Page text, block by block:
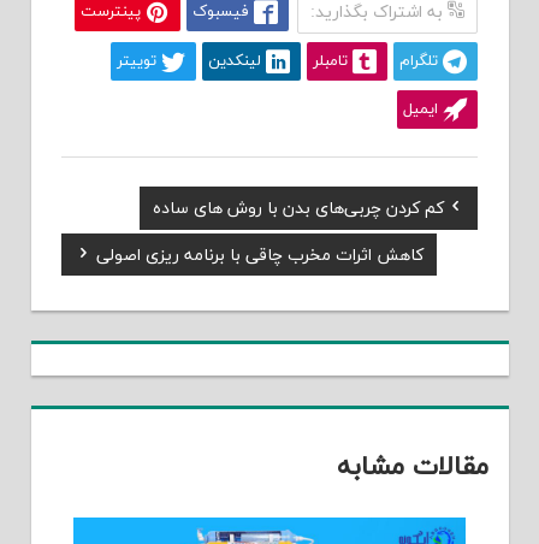
به اشتراک بگذارید: فیسبوک پینترست
تلگرام تامبلر لینکدین توییتر
ایمیل
راهبری
نوشته
Previous
Post:
کم کردن چربی‌های بدن با روش های ساده
Next
Post:
کاهش اثرات مخرب چاقی با برنامه ریزی اصولی
مقالات مشابه